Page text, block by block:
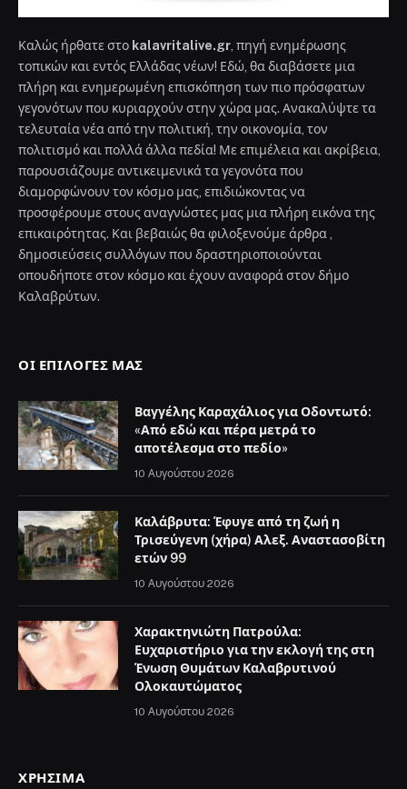
Καλώς ήρθατε στο kalavritalive.gr , πηγή ενημέρωσης
τοπικών και εντός Ελλάδας νέων! Εδώ, θα διαβάσετε μια
πλήρη και ενημερωμένη επισκόπηση των πιο πρόσφατων
γεγονότων που κυριαρχούν στην χώρα μας. Ανακαλύψτε τα
τελευταία νέα από την πολιτική, την οικονομία, τον
πολιτισμό και πολλά άλλα πεδία! Με επιμέλεια και ακρίβεια,
παρουσιάζουμε αντικειμενικά τα γεγονότα που
διαμορφώνουν τον κόσμο μας, επιδιώκοντας να
προσφέρουμε στους αναγνώστες μας μια πλήρη εικόνα της
επικαιρότητας. Και βεβαιώς θα φιλοξενούμε άρθρα ,
δημοσιεύσεις συλλόγων που δραστηριοποιούνται
οπουδήποτε στον κόσμο και έχουν αναφορά στον δήμο
Καλαβρύτων.
ΟΙ ΕΠΙΛΟΓΈΣ ΜΑΣ
Βαγγέλης Καραχάλιος για Οδοντωτό:
«Από εδώ και πέρα μετρά το
αποτέλεσμα στο πεδίο»
10 Αυγούστου 2026
Καλάβρυτα: Έφυγε από τη ζωή η
Τρισεύγενη (χήρα) Αλεξ. Αναστασοβίτη
ετών 99
10 Αυγούστου 2026
Χαρακτηνιώτη Πατρούλα:
Ευχαριστήριο για την εκλογή της στη
Ένωση Θυμάτων Καλαβρυτινού
Ολοκαυτώματος
10 Αυγούστου 2026
ΧΡΉΣΙΜΑ